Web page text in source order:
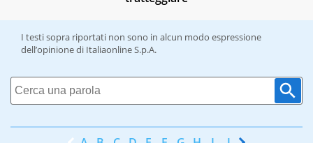
I testi sopra riportati non sono in alcun modo espressione
dell’opinione di Italiaonline S.p.A.